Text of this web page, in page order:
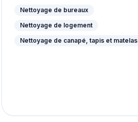
Nettoyage de bureaux
Nettoyage de logement
Nettoyage de canapé, tapis et matelas